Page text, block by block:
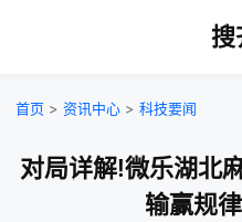
搜
首页 > 资讯中心 > 科技要闻
对局详解!微乐湖北
输赢规